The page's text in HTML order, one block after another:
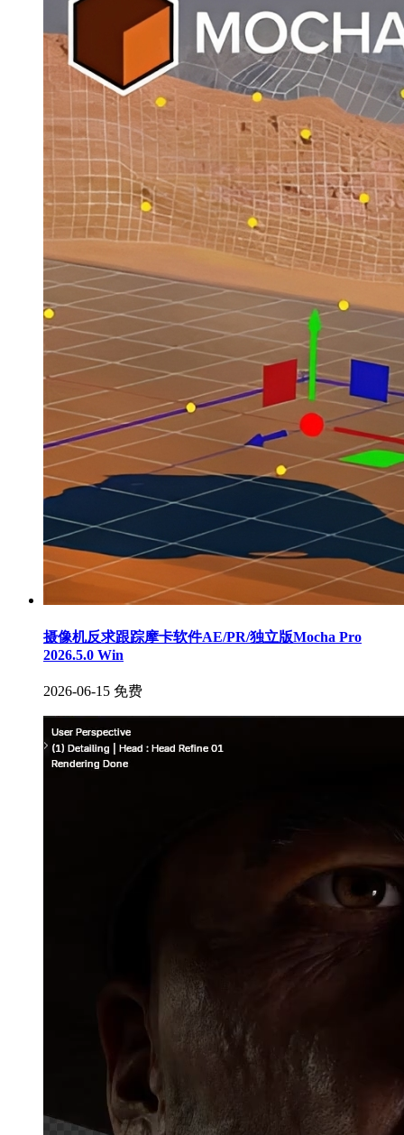
摄像机反求跟踪摩卡软件AE/PR/独立版Mocha Pro
2026.5.0 Win
2026-06-15 免费